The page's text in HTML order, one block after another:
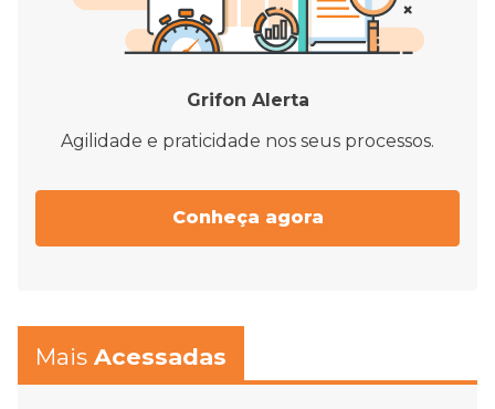
Grifon Alerta
Agilidade e praticidade nos seus processos.
Conheça agora
Mais Acessadas